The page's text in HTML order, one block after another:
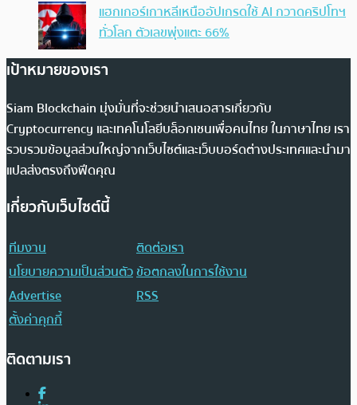
แฮกเกอร์เกาหลีเหนืออัปเกรดใช้ AI กวาดคริปโทฯ
ทั่วโลก ตัวเลขพุ่งแตะ 66%
เป้าหมายของเรา
Siam Blockchain มุ่งมั่นที่จะช่วยนำเสนอสารเกี่ยวกับ
Cryptocurrency และเทคโนโลยีบล็อกเชนเพื่อคนไทย ในภาษาไทย เรา
รวบรวมข้อมูลส่วนใหญ่จากเว็บไซต์และเว็บบอร์ดต่างประเทศและนำมา
แปลส่งตรงถึงฟีดคุณ
เกี่ยวกับเว็บไซต์นี้
ทีมงาน
ติดต่อเรา
นโยบายความเป็นส่วนตัวข้อตกลงในการใช้งาน
Advertise
RSS
ตั้งค่าคุกกี้
ติดตามเรา